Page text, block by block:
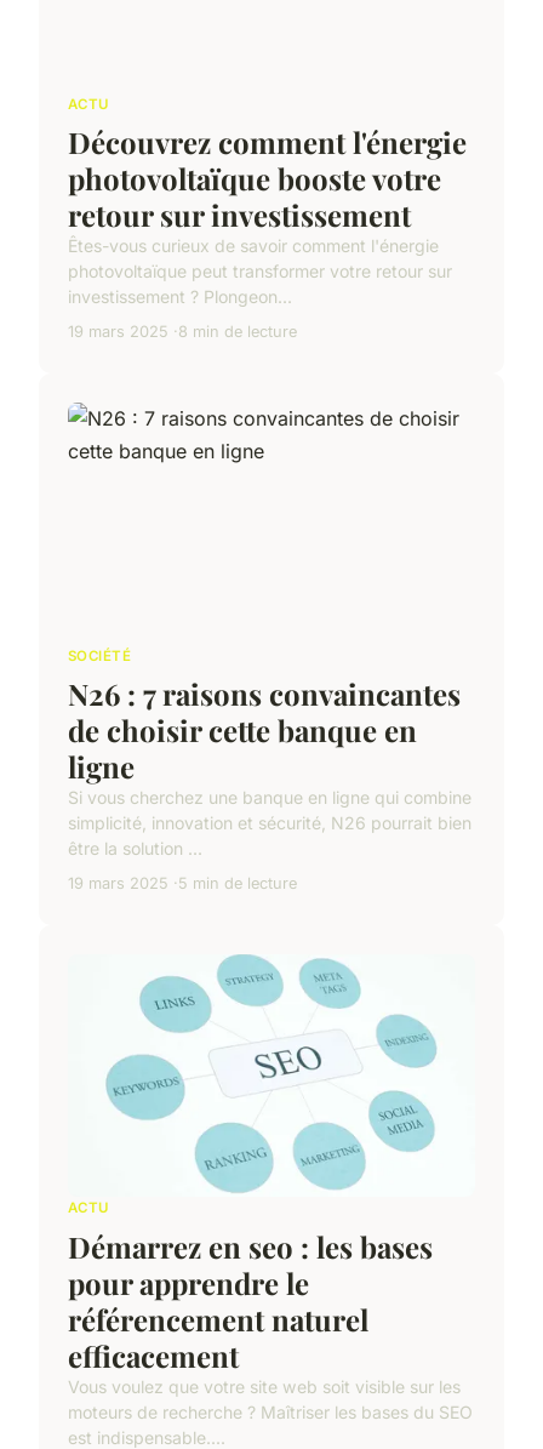
ACTU
Découvrez comment l'énergie
photovoltaïque booste votre
retour sur investissement
Êtes-vous curieux de savoir comment l'énergie
photovoltaïque peut transformer votre retour sur
investissement ? Plongeon...
19 mars 2025 8 min de lecture
SOCIÉTÉ
N26 : 7 raisons convaincantes
de choisir cette banque en
ligne
Si vous cherchez une banque en ligne qui combine
simplicité, innovation et sécurité, N26 pourrait bien
être la solution ...
19 mars 2025 5 min de lecture
ACTU
Démarrez en seo : les bases
pour apprendre le
référencement naturel
efficacement
Vous voulez que votre site web soit visible sur les
moteurs de recherche ? Maîtriser les bases du SEO
est indispensable....